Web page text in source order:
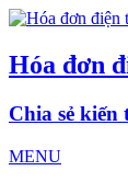
Hóa đơn
Chia sẻ kiến
MENU